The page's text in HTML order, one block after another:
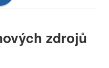
zdrojů